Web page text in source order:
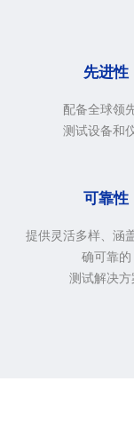
先进性
配备全球领
测试设备和
可靠性
提供灵活多样、涵
确可靠的
测试解决方